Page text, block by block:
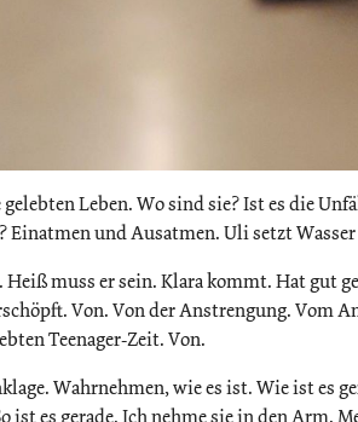
Leben. Wo sind sie? Ist es die
Einatmen und Ausatmen. Uli setzt Wasser
muss er sein. Klara kommt. Hat gut
Von. Von der Anstrengung. Vom
Teenager-Zeit. Von.
Wahrnehmen, wie es ist. Wie ist es
es gerade. Ich nehme sie in den Arm.